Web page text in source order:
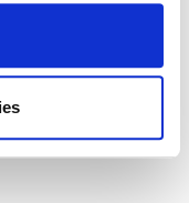
hverdage